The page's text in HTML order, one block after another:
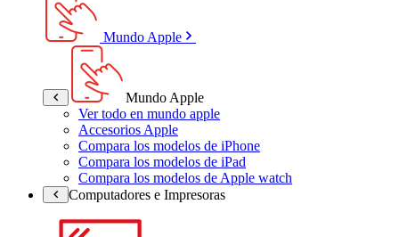
Mundo Apple
Mundo Apple
Ver todo en mundo apple
Accesorios Apple
Compara los modelos de iPhone
Compara los modelos de iPad
Compara los modelos de Apple watch
Computadores e Impresoras